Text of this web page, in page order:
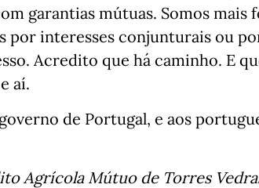
garantias mútuas. Somos mais
por interesses conjunturais ou
Acredito que há caminho. E
aí.
de Portugal, e aos
Agrícola Mútuo de Torres